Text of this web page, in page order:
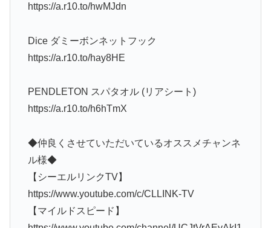
https://a.r10.to/hwMJdn
Dice ダミーボンネットフック
https://a.r10.to/hay8HE
PENDLETON スパタオル (リアシート)
https://a.r10.to/h6hTmX
◆仲良くさせていただいているオススメチャンネ
ル様◆
【シーエルリンクTV】
https://www.youtube.com/c/CLLINK-TV
【マイルドスピード】